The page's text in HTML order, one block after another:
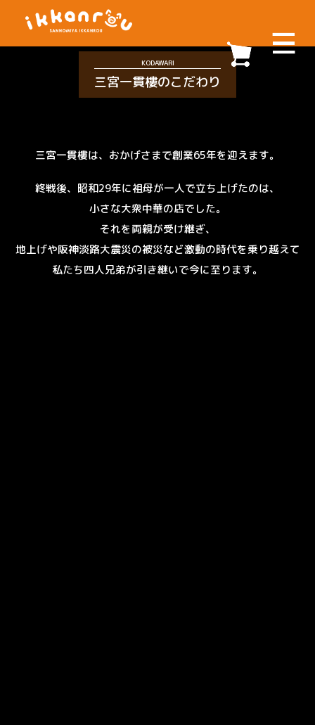
KODAWARI
三宮一貫樓のこだわり
三宮一貫樓は、おかげさまで創業65年を迎えます。
終戦後、昭和29年に祖母が一人で立ち上げたのは、
小さな大衆中華の店でした。
それを両親が受け継ぎ、
地上げや阪神淡路大震災の被災など激動の時代を乗り越えて
私たち四人兄弟が引き継いで今に至ります。